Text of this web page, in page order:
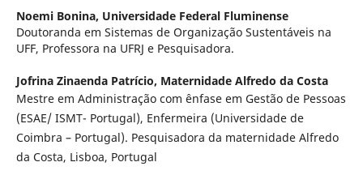
Noemi Bonina, Universidade Federal Fluminense
Doutoranda em Sistemas de Organização Sustentáveis na
UFF, Professora na UFRJ e Pesquisadora.
Jofrina Zinaenda Patrício, Maternidade Alfredo da Costa
Mestre em Administração com ênfase em Gestão de Pessoas
(ESAE/ ISMT- Portugal), Enfermeira (Universidade de
Coimbra – Portugal). Pesquisadora da maternidade Alfredo
da Costa, Lisboa, Portugal